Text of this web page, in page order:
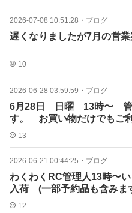
2026-07-08 10:51:28 ・ ブログ
遅くなりましたが7月の営業
10
2026-06-28 03:59:59 ・ ブログ
6月28日 日曜 13時〜 管
す。 お買い物だけでもご利
13
2026-06-21 00:44:25 ・ ブログ
わくわくRC管理人13時〜
入荷 (一部予約品も含みま
12